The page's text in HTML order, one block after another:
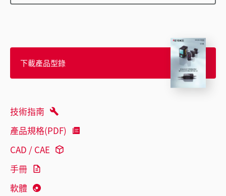
下載產品型錄
技術指南
產品規格(PDF)
CAD / CAE
手冊
軟體